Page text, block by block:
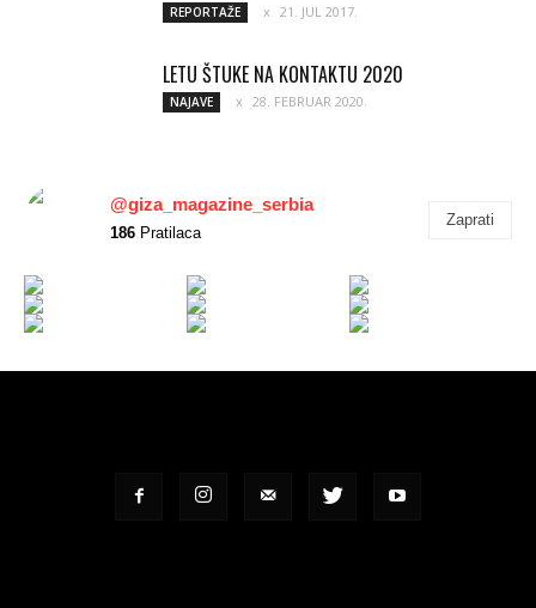
REPORTAŽE 21. JUL 2017.
LETU ŠTUKE NA KONTAKTU 2020
NAJAVE 28. FEBRUAR 2020.
@giza_magazine_serbia
186 Pratilaca
Zaprati